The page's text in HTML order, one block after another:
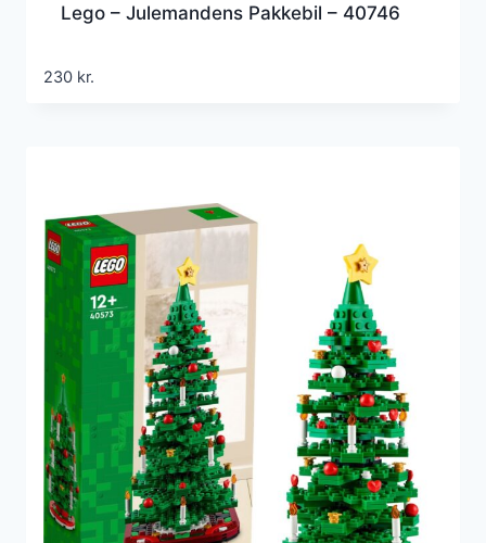
Lego – Julemandens Pakkebil – 40746
230 kr.